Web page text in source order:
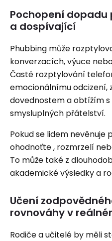
Pochopení
a dospívající
Phubbing může
konverzacích, výuce
Časté rozptylování
emocionálnímu odcizení,
dovednostem a obtížím
smysluplných přátelství.
Pokud se lidem nevěnuje
ohodnoťte , rozmrzelí
To může také z
akademické výsledky a
Učení
rovnováhy v
Rodiče a učitelé by měli